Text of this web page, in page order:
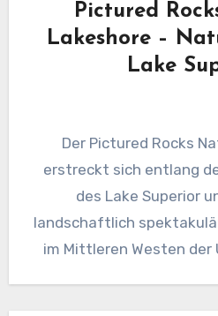
Pictured
Lakeshore –
Lake
Der Pictured Rocks
erstreckt sich entlang
des Lake Superior
landschaftlich
im Mittleren Westen der